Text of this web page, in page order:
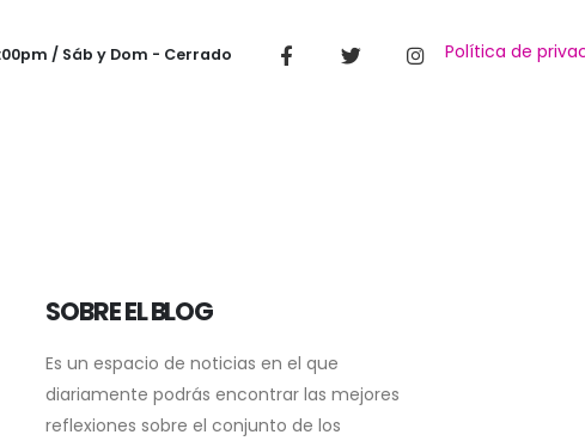
/ Sáb y Dom - Cerrado Política de
SOBRE EL BLOG
Es un espacio de noticias en el que
diariamente podrás encontrar las mejores
reflexiones sobre el conjunto de los